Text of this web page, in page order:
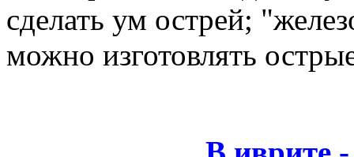
сделать ум острей;
можно изготовлять